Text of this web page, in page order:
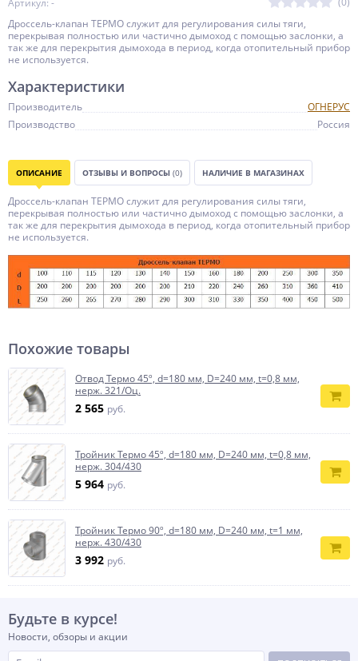
Артикул: -
Дроссель-клапан ТЕРМО служит для регулирования силы тяги,
перекрывая полностью или частично дымоход с помощью заслонки, а
так же для перекрытия дымохода в период, когда отопительный прибор
не используется.
Характеристики
Производитель
ОГНЕРУС
Производство
Россия
ОПИСАНИЕ ОТЗЫВЫ И ВОПРОСЫ (0) НАЛИЧИЕ В МАГАЗИНАХ
Дроссель-клапан ТЕРМО служит для регулирования силы тяги,
перекрывая полностью или частично дымоход с помощью заслонки, а
так же для перекрытия дымохода в период, когда отопительный прибор
не используется.
Похожие товары
Отвод Термо 45º, d=180 мм, D=240 мм, t=0,8 мм,
нерж. 321/Оц.
2 565 руб.
Тройник Термо 45º, d=180 мм, D=240 мм, t=0,8 мм,
нерж. 304/430
5 964 руб.
Тройник Термо 90º, d=180 мм, D=240 мм, t=1 мм,
нерж. 430/430
3 992 руб.
Будьте в курсе!
Новости, обзоры и акции